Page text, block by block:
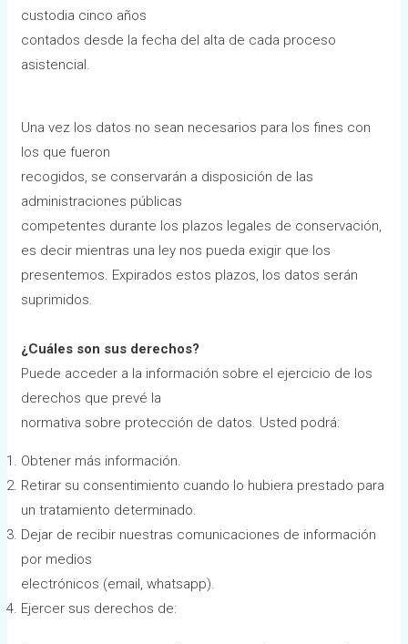
custodia cinco años
contados desde la fecha del alta de cada proceso
asistencial.
Una vez los datos no sean necesarios para los fines con
los que fueron
recogidos, se conservarán a disposición de las
administraciones públicas
competentes durante los plazos legales de conservación,
es decir mientras una ley nos pueda exigir que los
presentemos. Expirados estos plazos, los datos serán
suprimidos.
¿Cuáles son sus derechos?
Puede acceder a la información sobre el ejercicio de los
derechos que prevé la
normativa sobre protección de datos. Usted podrá:
Obtener más información.
Retirar su consentimiento cuando lo hubiera prestado para
un tratamiento determinado.
Dejar de recibir nuestras comunicaciones de información
por medios
electrónicos (email, whatsapp).
Ejercer sus derechos de: